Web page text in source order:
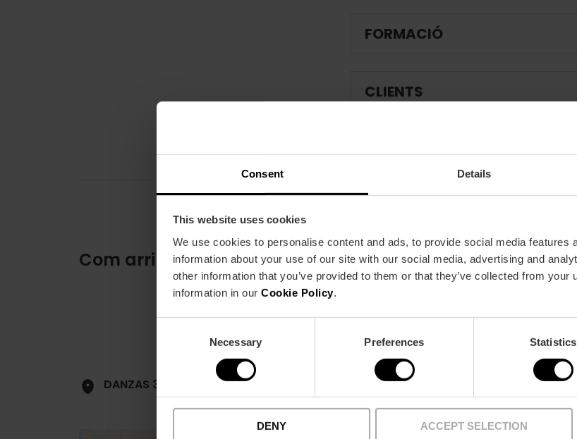
Consent Details
This website uses cookies
We use cookies to personalise content and ads, to provide social media features
information about your use of our site with our social media, advertising and
other information that you’ve provided to them or that they’ve collected from
information in our Cookie Policy
Necessary Preferences Statistics
DENY ACCEPT SELECTION
FORMACIÓ
CLIENTS
Com arribar
DANZAS 3 BAJO